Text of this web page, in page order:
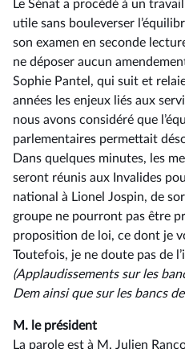
Le Sénat a procédé à un
utile sans bouleverser
son examen en seconde
ne déposer aucun
Sophie Pantel, qui suit et
années les enjeux liés aux
nous avons considéré que
parlementaires permettait
Dans quelques minutes, les
seront réunis aux Invalides
national à Lionel Jospin, de
groupe ne pourront pas être
proposition de loi, ce dont je
Toutefois, je ne doute pas de
(Applaudissements sur les
Dem ainsi que sur les bancs
M. le président
La parole est à M. Julien